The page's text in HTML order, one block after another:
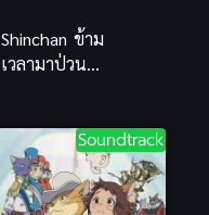
Shinchan ข้าม
เวลามาป่วน
นิเมะย้อนยุค
สุดซึ้ง
Soundtrack